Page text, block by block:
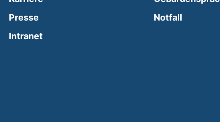
Presse
Intranet(external link, opens in a new window)
Notfall